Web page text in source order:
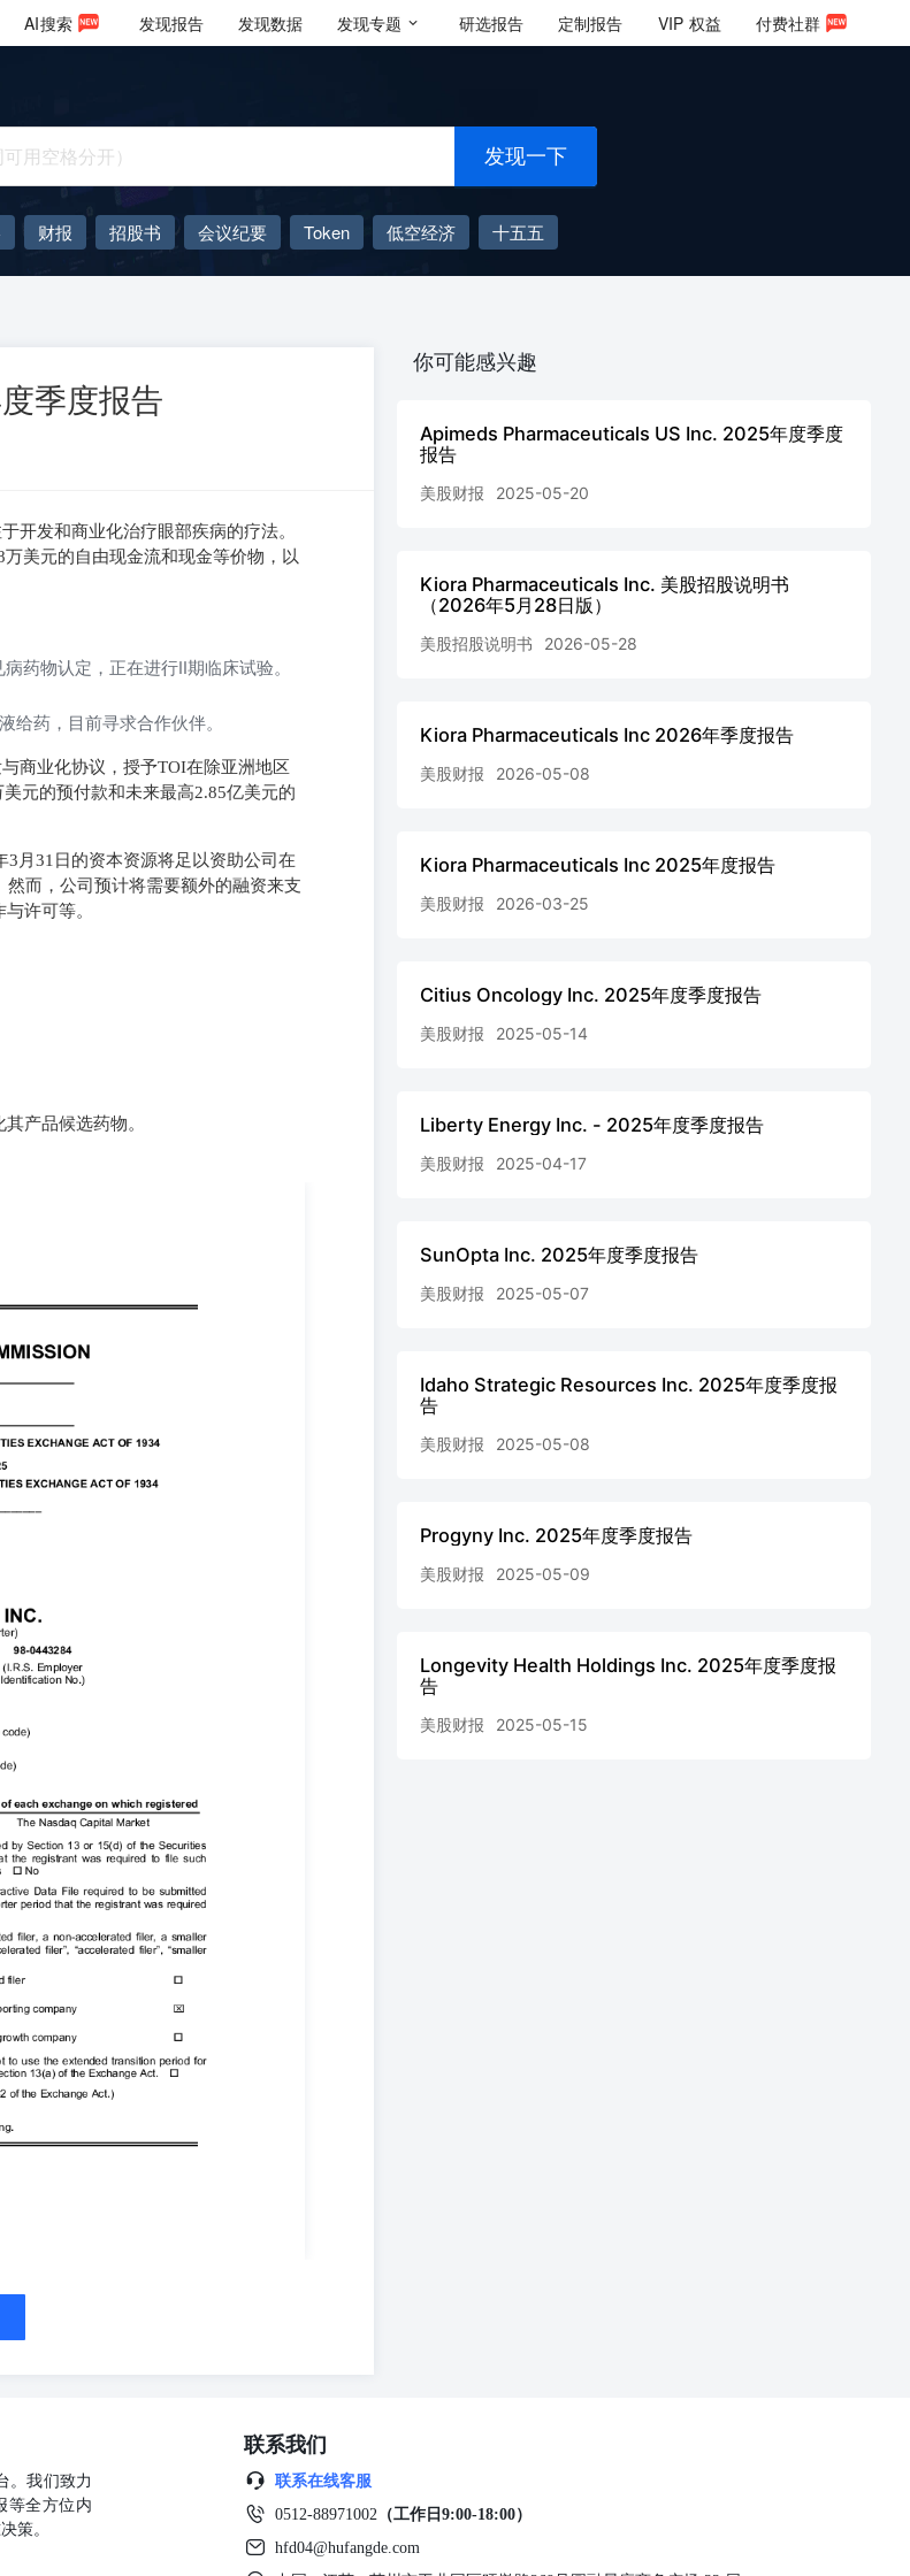
AI搜索 发现报告 发现数据 发现专题 研选报告 定制报告 VIP 权益 付费社群
发现一下
财报 招股书 会议纪要 Token 低空经济
十五五
AIGC
大模型
季度报告
开发和商业化治疗眼部疾病的疗法。
美元的自由现金流和现金等价物，以
药物认定，正在进行II期临床试验。
药，目前寻求合作伙伴。
商业化协议，授予TOI在除亚洲地区
元的预付款和未来最高2.85亿美元的
月31日的资本资源将足以资助公司在
而，公司预计将需要额外的融资来支
许可等。
产品候选药物。
年证券交易法（修订后）第21E节或交易法中的前
：管理层对财务状况和经营成果的讨论和分
结果、表现或成就与前瞻性陈述中表达或暗示的
管理层信心或期望、以及非历史事实的我们计划、
该”、“能够”、“会”、“预期”、“计划”、“预
”、“潜力”、“目标”、“乐观的”、“策略”等术语识别
的当前看法，并基于假设，受风险和不确定性影
于关于： •••••••••••••••我们及我们的合作伙伴
人的监管批准的能力，以及任何已批准产品的标签
在市场规模及其增长，以及服务于这些市场的能
任何批准产品的市场接受率和程度我们对竞争的预
发展伙伴关系的能力。我们对联邦、州和外国监管
产权保护的能力。预期的业务和市场发展趋势以及
步的能力。 我们详细讨论了这些风险中的许多，
会（简称SEC）的年度报告10-K的第17页开始，或
开文件，您应该知道，可能存在其他因素，包括
陈述仅代表截至本报告发布日的我们的估计和假
更新和披露与之前披露信息相关的重大发展，否则
“我们”、“我们的”、“我们公司”和“公司”。 目录
（未经审计）三个月 科拉制药股份有限公司，缩
准则公告 概览 科伊拉制药公司（“科伊拉”或“公
阶段的专科制药公司，专注于开发和商业化眼科疾
和融资上。 未经审计的临时财务信息 公司相应的
中期财务信息的规定以及10-Q表格说明和《S-X规
务报表所要求的所有信息和注释。根据管理层意
重复性调整）均已包括。所述期间的运营结果并不
这些未经审计的财务报表摘要与公司2025年3月25
呈现的信息不会误导读者。截至2024年12月31日
要求的所有披露信息。 会计准则的采用 2023年
主题740）——收入税披露的改进。新标准要求公司
我们自2025财年起生效，适用于截至2025年12月31
年1月1日开始采用ASU 2023-09。采用ASU
在2024年11月，美国财务会计准则委员会
）。ASU 2024-03中的指南要求以表格形式披露新
分。该准则自2026年12月15日后开始的会计年度以
旦采用，ASU 2024-03可以向前或向后适用。公司
致相当于公允价值。 短期投资 短期投资主要分为
，因为这些投资可能需要在到期之前出售以实施管
合上述标准的待售证券，公司将评估公允价值下降
、利率的变化、市场状况、基础信用评级的变动以
通过准备金账户记录在利息收入中。任何未通过信
）收入中。 公司排除适用于可供出售证券的应计
息收款在简化的合并资产负债表中的预付款项和其
备，并及时将任何无法收回的应计利息收款作为利
你可能感兴趣
Apimeds Pharmaceuticals US Inc. 2025年度季度
报告
美股财报 2025-05-20
Kiora Pharmaceuticals Inc. 美股招股说明书
（2026年5月28日版）
美股招股说明书 2026-05-28
Kiora Pharmaceuticals Inc 2026年季度报告
美股财报 2026-05-08
Kiora Pharmaceuticals Inc 2025年度报告
美股财报 2026-03-25
Citius Oncology Inc. 2025年度季度报告
美股财报 2025-05-14
Liberty Energy Inc. - 2025年度季度报告
美股财报 2025-04-17
SunOpta Inc. 2025年度季度报告
美股财报 2025-05-07
Idaho Strategic Resources Inc. 2025年度季度报
告
美股财报 2025-05-08
Progyny Inc. 2025年度季度报告
美股财报 2025-05-09
Longevity Health Holdings Inc. 2025年度季度报
告
美股财报 2025-05-15
。我们致力
等全方位内
策。
联系我们
联系在线客服
0512-88971002 （工作日9:00-18:00）
hfd04@hufangde.com